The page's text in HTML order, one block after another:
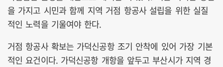
을 가지고 시민과 함께 지역 거점 항공사 설립을 위한 실질
적인 노력을 기울여야 한다.
거점 항공사 확보는 가덕신공항 조기 안착에 있어 가장 기본
적인 요건이다. 가덕신공항 개항을 앞두고 부산시가 지역 경